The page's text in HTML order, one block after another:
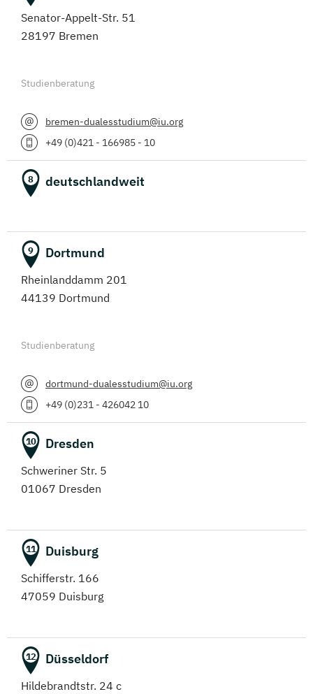
Senator-Appelt-Str. 51
28197 Bremen
Studienberatung
bremen-dualesstudium@iu.org
+49 (0)421 - 166985 - 10
8 deutschlandweit
9 Dortmund
Rheinlanddamm 201
44139 Dortmund
Studienberatung
dortmund-dualesstudium@iu.org
+49 (0)231 - 426042 10
10 Dresden
Schweriner Str. 5
01067 Dresden
11 Duisburg
Schifferstr. 166
47059 Duisburg
12 Düsseldorf
Hildebrandtstr. 24 c